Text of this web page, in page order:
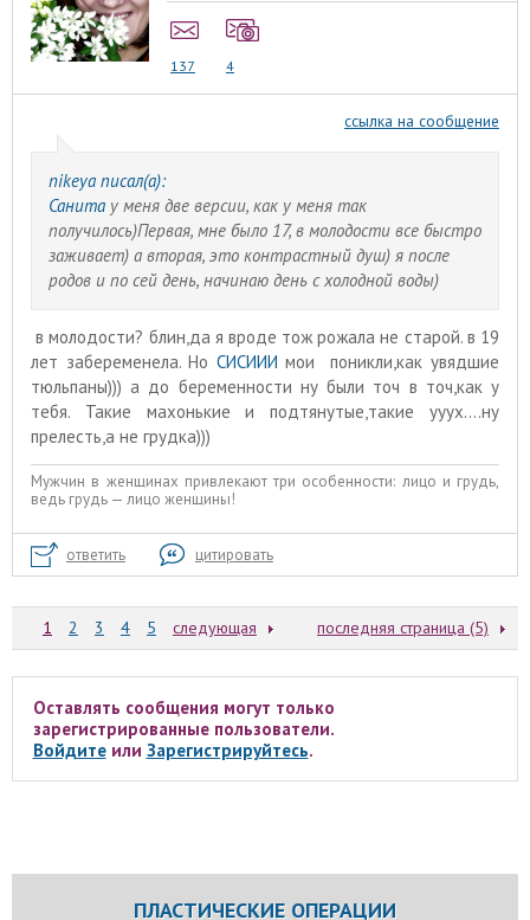
137 4
ссылка на сообщение
nikeya писал(а):
Санитау меня две версии, как у меня так
получилось)Первая, мне было 17, в молодости все быстро
заживает) а вторая, это контрастный душ) я после
родов и по сей день, начинаю день с холодной воды)
в молодости? блин,да я вроде тож рожала не старой. в 19
лет забеременела. Но СИСИИИ мои поникли,как увядшие
тюльпаны))) а до беременности ну были точ в точ,как у
тебя. Такие махонькие и подтянутые,такие ууух....ну
прелесть,а не грудка)))
Мужчин в женщинах привлекают три особенности: лицо и грудь,
ведь грудь — лицо женщины!
ответить цитировать
1 2 3 4 5 следующая последняя страница (5)
Оставлять сообщения могут только
зарегистрированные пользователи.
Войдитеили Зарегистрируйтесь.
ПЛАСТИЧЕСКИЕ ОПЕРАЦИИ